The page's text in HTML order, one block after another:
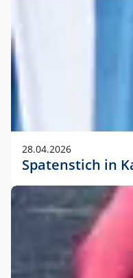
28.04.2026
Spatenstich in